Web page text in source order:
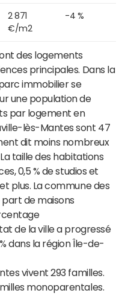
2 871
€/m2
-4 %
des logements
principales. Dans la
immobilier se
une population de
par logement en
lès-Mantes sont 47
dit moins nombreux
taille des habitations
0,5 % de studios et
plus. La commune des
part de maisons
de la ville a progressé
dans la région Île-de-
vivent 293 familles.
monoparentales.